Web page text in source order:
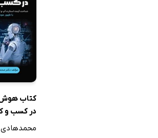
کتاب
در کسب و